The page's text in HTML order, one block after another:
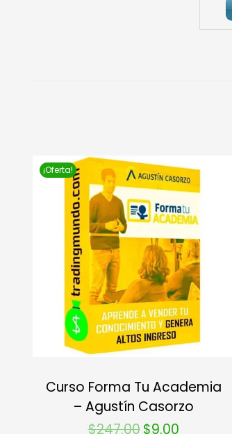
¡Oferta!
Curso Forma Tu Academia
– Agustín Casorzo
$247.00 $9.00